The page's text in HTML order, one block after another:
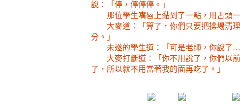
說：「停，停停停。」
那位學生嘴唇上黏到了一點，用舌頭
大麥道：「算了，你們只要把操場清
分。」
未遂的學生道：「可是老師，你說了
大麥打斷道：「你不用說了，你們以
了，所以就不用當著我的面再吃了。」